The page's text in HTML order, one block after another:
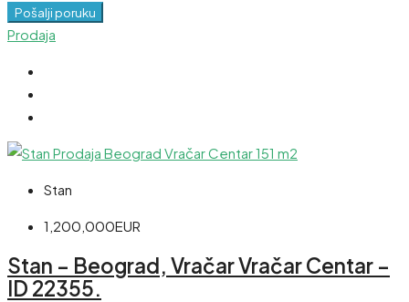
Pošalji poruku
Prodaja
Stan
1,200,000EUR
Stan – Beograd, Vračar Vračar Centar –
ID 22355.